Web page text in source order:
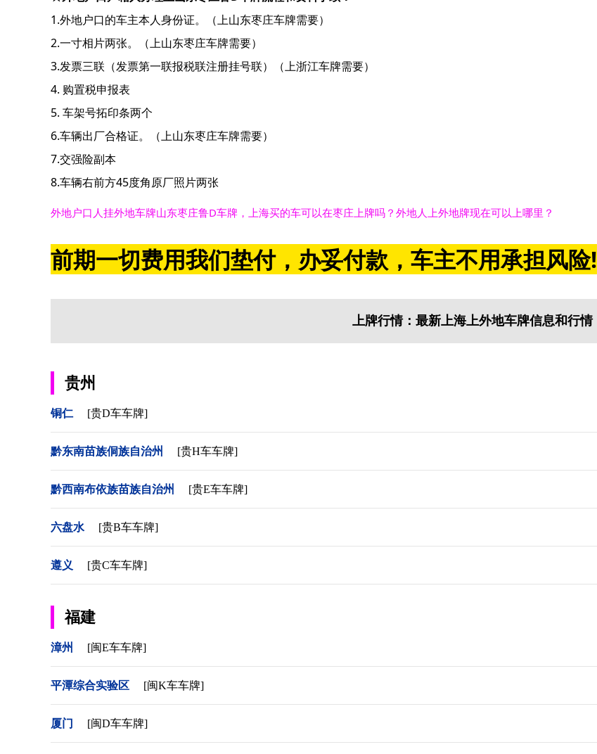
1.外地户口的车主本人身份证。（上山东枣庄车牌需要）
2.一寸相片两张。（上山东枣庄车牌需要）
3.发票三联（发票第一联报税联注册挂号联）（上浙江车牌需要）
4. 购置税申报表
5. 车架号拓印条两个
6.车辆出厂合格证。（上山东枣庄车牌需要）
7.交强险副本
8.车辆右前方45度角原厂照片两张
外地户口人挂外地车牌山东枣庄鲁D车牌，上海买的车可以在枣庄上牌吗？外地人上外地牌现在可以上哪里？
前期一切费用我们垫付，办妥付款，车主不用承担风险!
上牌行情：最新上海上外地车牌信息和行情
贵州
铜仁 [贵D车车牌]
黔东南苗族侗族自治州 [贵H车车牌]
黔西南布依族苗族自治州 [贵E车车牌]
六盘水 [贵B车车牌]
遵义 [贵C车车牌]
福建
漳州 [闽E车车牌]
平潭综合实验区 [闽K车车牌]
厦门 [闽D车车牌]